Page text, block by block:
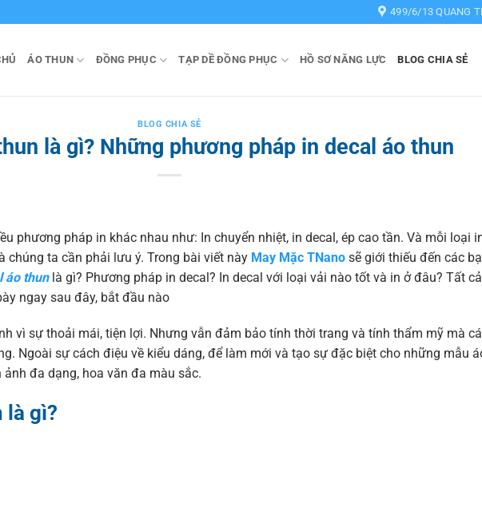
499/6/13 QUANG
ÁO THUN ĐỒNG PHỤC TẠP DỀ ĐỒNG PHỤC HỒ SƠ NĂNG LỰC BLOG CHIA SẺ
BLOG CHIA SẺ
là gì? Những phương pháp in decal áo thun
phương pháp in khác nhau như: In chuyển nhiệt, in decal, ép cao tần. Và mỗi loại
chúng ta cần phải lưu ý. Trong bài viết này May Mặc TNano sẽ giới thiếu đến các
áo thunlà gì? Phương pháp in decal? In decal với loại vải nào tốt và in ở đâu? Tất
ngay sau đây, bắt đầu nào
vì sự thoải mái, tiện lợi. Nhưng vẫn đảm bảo tính thời trang và tính thẩm mỹ mà
Ngoài sự cách điệu về kiểu dáng, để làm mới và tạo sự đặc biệt cho những mẫu
đa dạng, hoa văn đa màu sắc.
là gì?